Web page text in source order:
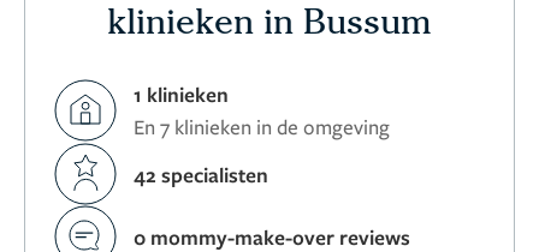
klinieken in Bussum
1 klinieken
En 7 klinieken in de omgeving
42 specialisten
0 mommy-make-over reviews